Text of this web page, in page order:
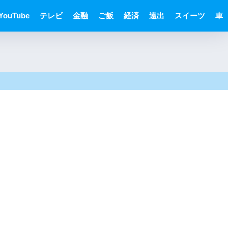
テレビ 金融 ご飯 経済 遠出 スイーツ 車